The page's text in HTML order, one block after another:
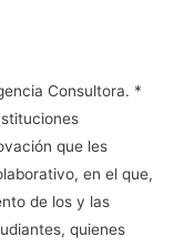
Consultora. *
que les
en el que,
de los y las
quienes